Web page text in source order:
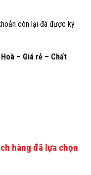
còn lại đã được ký
– Giá rẻ – Chất
hàng đã lựa chọn